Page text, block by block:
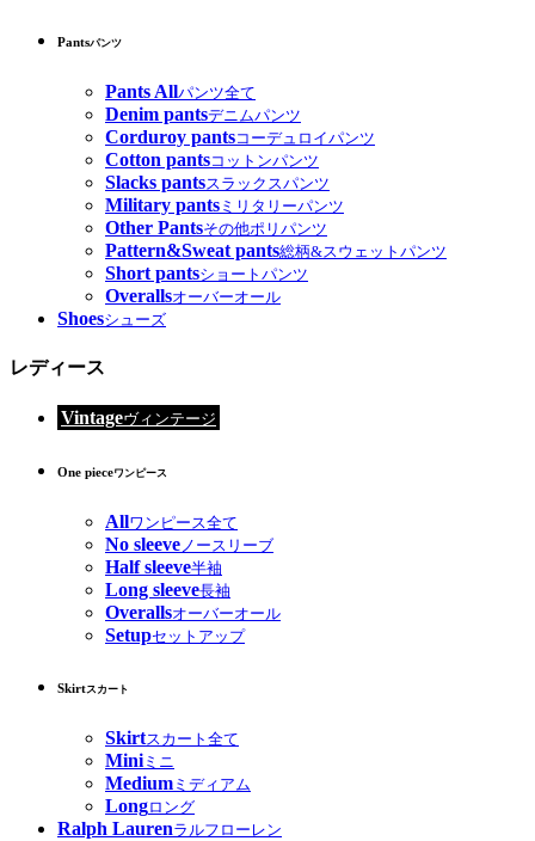
Pantsパンツ
Pants Allパンツ全て
Denim pantsデニムパンツ
Corduroy pantsコーデュロイパンツ
Cotton pantsコットンパンツ
Slacks pantsスラックスパンツ
Military pants ミリタリーパンツ
Other Pantsその他ポリパンツ
Pattern&Sweat pants総柄&スウェットパンツ
Short pantsショートパンツ
Overallsオーバーオール
Shoesシューズ
レディース
Vintageヴィンテージ
One pieceワンピース
Allワンピース全て
No sleeve ノースリーブ
Half sleeve半袖
Long sleeve長袖
Overallsオーバーオール
Setupセットアップ
Skirtスカート
Skirtスカート全て
Miniミニ
Medium ミディアム
Longロング
Ralph Laurenラルフローレン